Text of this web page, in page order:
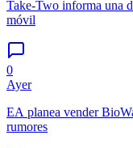
Take-Two informa una
móvil
0
Ayer
EA planea vender
rumores